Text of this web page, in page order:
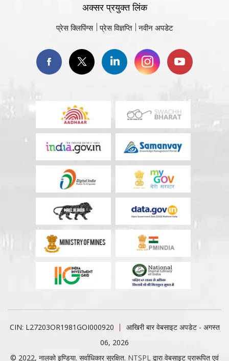
अक्सर प्रयुक्त लिंक
प्रेस क्लिपिंग्स प्रेस विज्ञप्ति नवीन अपडेट
CIN: L27203OR1981GOI000920
आखिरी बार वेबसाइट अपडेट - अगस्त
06, 2026
© 2022, नालको इण्डिया. सर्वाधिकार सुरक्षित. NTSPL द्वारा वेबसाइट प्रारूपित एवं